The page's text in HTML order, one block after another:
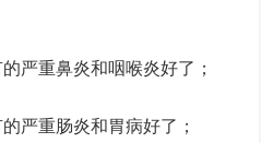
严重鼻炎和咽喉炎好了；
严重肠炎和胃病好了；